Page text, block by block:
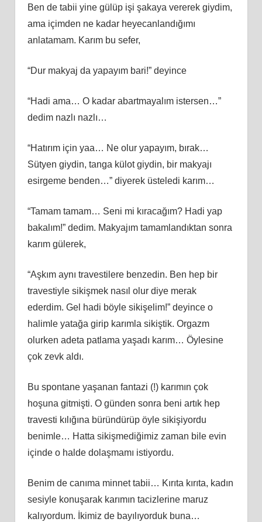
Ben de tabii yine gülüp işi şakaya vererek giydim,
ama içimden ne kadar heyecanlandığımı
anlatamam. Karım bu sefer,
“Dur makyaj da yapayım bari!” deyince
“Hadi ama… O kadar abartmayalım istersen…”
dedim nazlı nazlı…
“Hatırım için yaa… Ne olur yapayım, bırak…
Sütyen giydin, tanga külot giydin, bir makyajı
esirgeme benden…” diyerek üsteledi karım…
“Tamam tamam… Seni mi kıracağım? Hadi yap
bakalım!” dedim. Makyajım tamamlandıktan sonra
karım gülerek,
“Aşkım aynı travestilere benzedin. Ben hep bir
travestiyle sikişmek nasıl olur diye merak
ederdim. Gel hadi böyle sikişelim!” deyince o
halimle yatağa girip karımla sikiştik. Orgazm
olurken adeta patlama yaşadı karım… Öylesine
çok zevk aldı.
Bu spontane yaşanan fantazi (!) karımın çok
hoşuna gitmişti. O günden sonra beni artık hep
travesti kılığına büründürüp öyle sikişiyordu
benimle… Hatta sikişmediğimiz zaman bile evin
içinde o halde dolaşmamı istiyordu.
Benim de canıma minnet tabii… Kırıta kırıta, kadın
sesiyle konuşarak karımın tacizlerine maruz
kalıyordum. İkimiz de bayılıyorduk buna…